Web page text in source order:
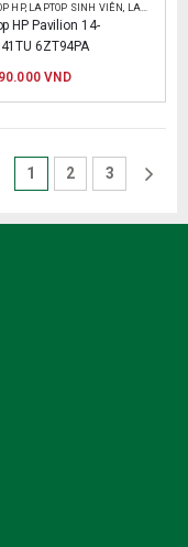
HP, LAPTOP SINH VIÊN, LAPTOP VĂN PHÒNG
HP Pavilion 14-
6ZT94PA
VND
1 2 3